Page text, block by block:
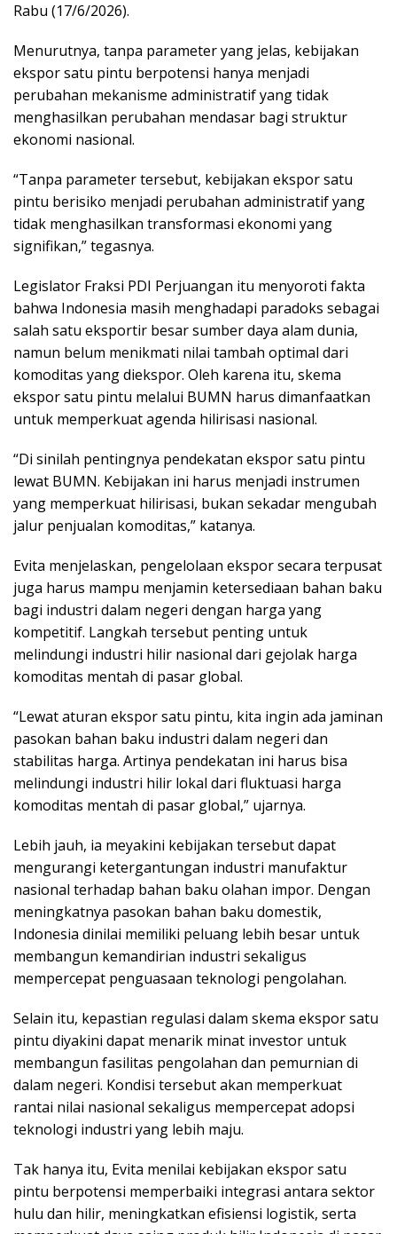
Rabu (17/6/2026).
Menurutnya, tanpa parameter yang jelas, kebijakan
ekspor satu pintu berpotensi hanya menjadi
perubahan mekanisme administratif yang tidak
menghasilkan perubahan mendasar bagi struktur
ekonomi nasional.
“Tanpa parameter tersebut, kebijakan ekspor satu
pintu berisiko menjadi perubahan administratif yang
tidak menghasilkan transformasi ekonomi yang
signifikan,” tegasnya.
Legislator Fraksi PDI Perjuangan itu menyoroti fakta
bahwa Indonesia masih menghadapi paradoks sebagai
salah satu eksportir besar sumber daya alam dunia,
namun belum menikmati nilai tambah optimal dari
komoditas yang diekspor. Oleh karena itu, skema
ekspor satu pintu melalui BUMN harus dimanfaatkan
untuk memperkuat agenda hilirisasi nasional.
“Di sinilah pentingnya pendekatan ekspor satu pintu
lewat BUMN. Kebijakan ini harus menjadi instrumen
yang memperkuat hilirisasi, bukan sekadar mengubah
jalur penjualan komoditas,” katanya.
Evita menjelaskan, pengelolaan ekspor secara terpusat
juga harus mampu menjamin ketersediaan bahan baku
bagi industri dalam negeri dengan harga yang
kompetitif. Langkah tersebut penting untuk
melindungi industri hilir nasional dari gejolak harga
komoditas mentah di pasar global.
“Lewat aturan ekspor satu pintu, kita ingin ada jaminan
pasokan bahan baku industri dalam negeri dan
stabilitas harga. Artinya pendekatan ini harus bisa
melindungi industri hilir lokal dari fluktuasi harga
komoditas mentah di pasar global,” ujarnya.
Lebih jauh, ia meyakini kebijakan tersebut dapat
mengurangi ketergantungan industri manufaktur
nasional terhadap bahan baku olahan impor. Dengan
meningkatnya pasokan bahan baku domestik,
Indonesia dinilai memiliki peluang lebih besar untuk
membangun kemandirian industri sekaligus
mempercepat penguasaan teknologi pengolahan.
Selain itu, kepastian regulasi dalam skema ekspor satu
pintu diyakini dapat menarik minat investor untuk
membangun fasilitas pengolahan dan pemurnian di
dalam negeri. Kondisi tersebut akan memperkuat
rantai nilai nasional sekaligus mempercepat adopsi
teknologi industri yang lebih maju.
Tak hanya itu, Evita menilai kebijakan ekspor satu
pintu berpotensi memperbaiki integrasi antara sektor
hulu dan hilir, meningkatkan efisiensi logistik, serta